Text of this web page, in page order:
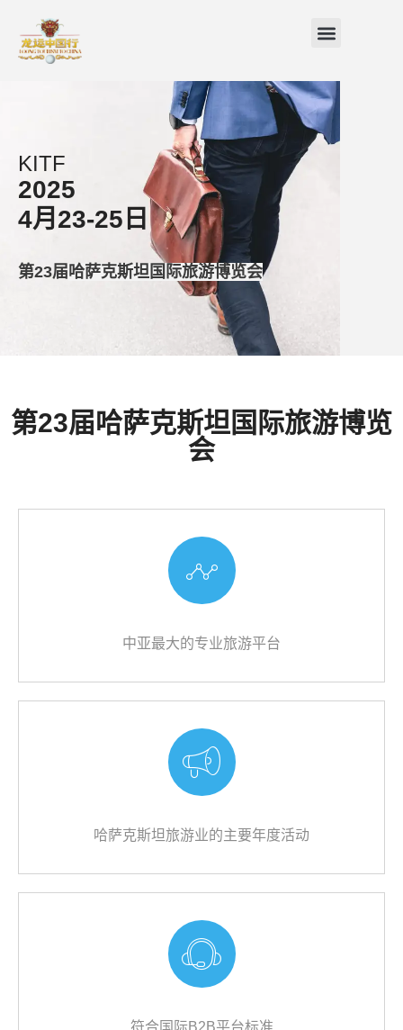
Menu
KITF
2025
4月23-25日
第23届哈萨克斯坦国际旅游博览会
第23届哈萨克斯坦国际旅游博览
会
中亚最大的专业旅游平台
哈萨克斯坦旅游业的主要年度活动
符合国际B2B平台标准